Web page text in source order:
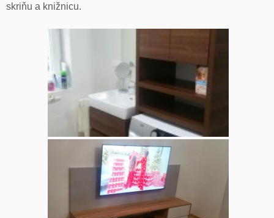
skriňu a knižnicu.